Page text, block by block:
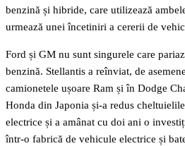
benzină și hibride, care utilizează
urmează unei încetiniri a cererii de
Ford și GM nu sunt singurele care
benzină. Stellantis a reînviat, de
camionetele ușoare Ram și în Dodge
Honda din Japonia și-a redus
electrice și a amânat cu doi ani o
într-o fabrică de vehicule electrice și